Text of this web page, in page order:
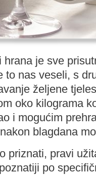
to nas veseli, s
željene
oko kilograma
i mogućim
blagdana
priznati, pravi
po